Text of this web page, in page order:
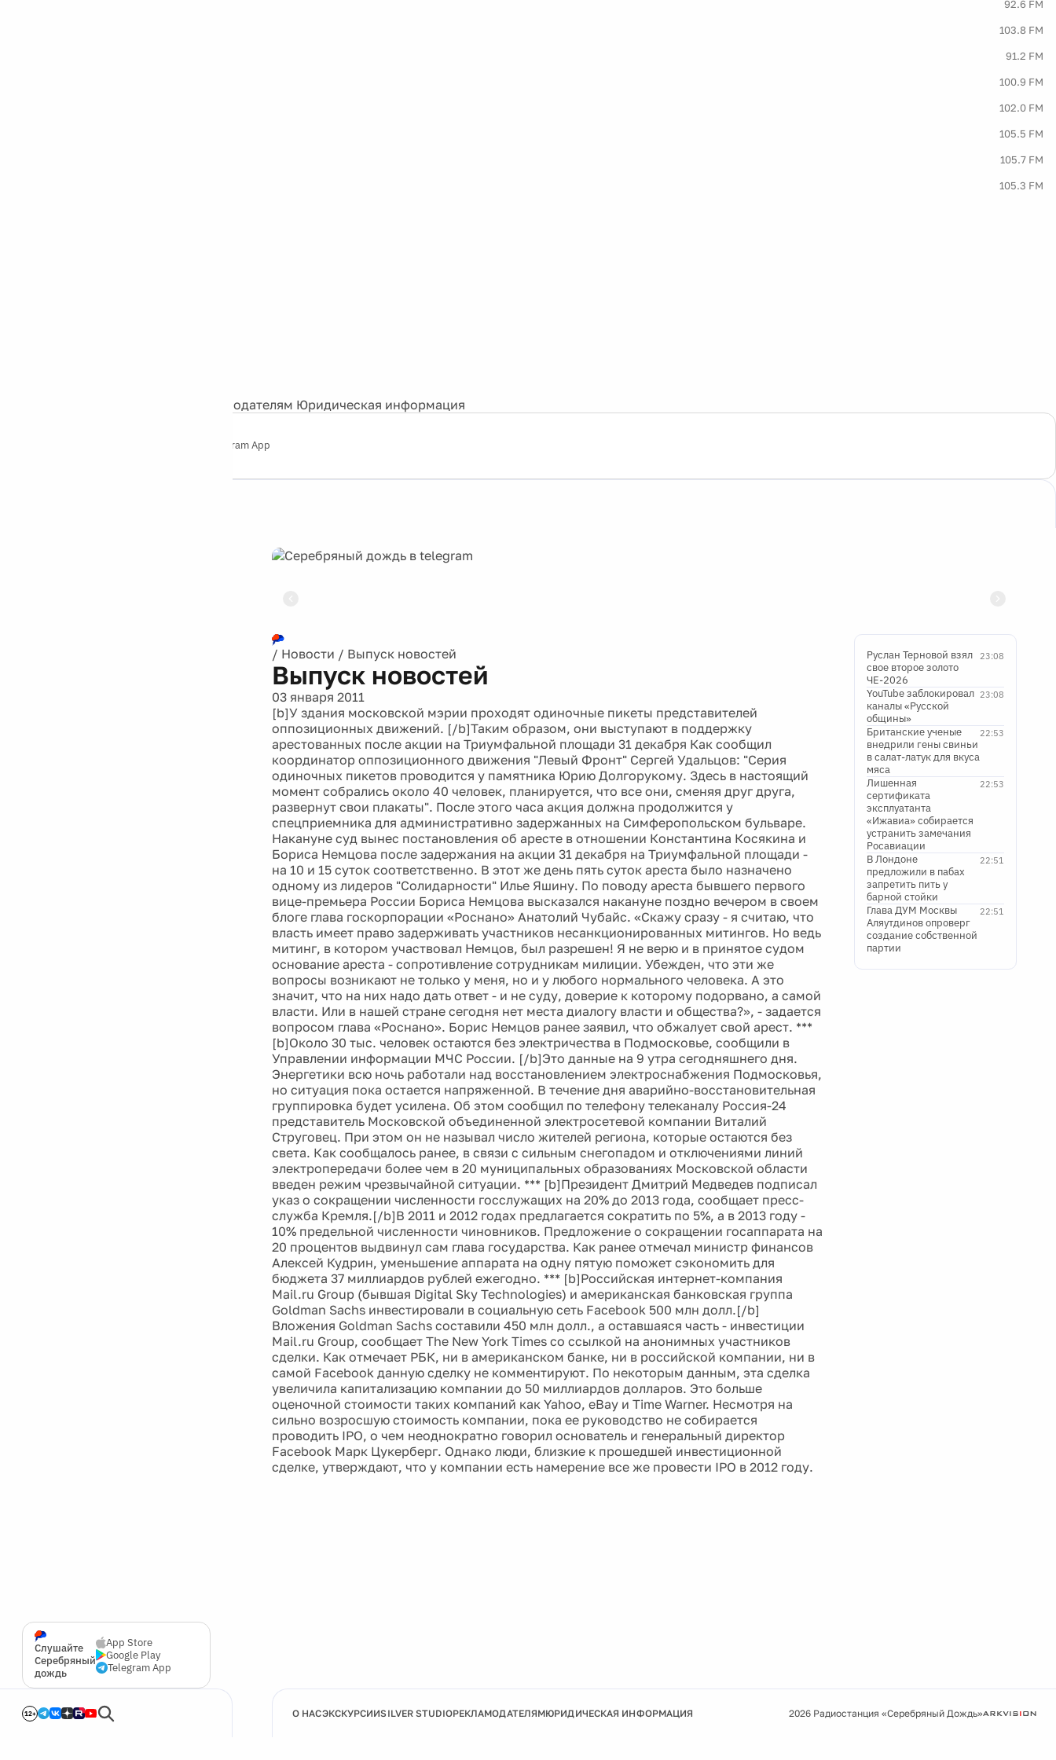
92.6 FM
103.8 FM
91.2 FM
100.9 FM
102.0 FM
105.5 FM
105.7 FM
105.3 FM
Рекламодателям Юридическая информация
Telegram App
Слушайте
Серебряный
дождь
App Store
Google Play
Telegram App
12+
/ Новости / Выпуск новостей
Выпуск новостей
03 января 2011
[b]У здания московской мэрии проходят одиночные пикеты представителей
оппозиционных движений. [/b]Таким образом, они выступают в поддержку
арестованных после акции на Триумфальной площади 31 декабря Как сообщил
координатор оппозиционного движения "Левый Фронт" Сергей Удальцов: "Серия
одиночных пикетов проводится у памятника Юрию Долгорукому. Здесь в настоящий
момент собрались около 40 человек, планируется, что все они, сменяя друг друга,
развернут свои плакаты". После этого часа акция должна продолжится у
спецприемника для административно задержанных на Симферопольском бульваре.
Накануне суд вынес постановления об аресте в отношении Константина Косякина и
Бориса Немцова после задержания на акции 31 декабря на Триумфальной площади -
на 10 и 15 суток соответственно. В этот же день пять суток ареста было назначено
одному из лидеров "Солидарности" Илье Яшину. По поводу ареста бывшего первого
вице-премьера России Бориса Немцова высказался накануне поздно вечером в своем
блоге глава госкорпорации «Роснано» Анатолий Чубайс. «Скажу сразу - я считаю, что
власть имеет право задерживать участников несанкционированных митингов. Но ведь
митинг, в котором участвовал Немцов, был разрешен! Я не верю и в принятое судом
основание ареста - сопротивление сотрудникам милиции. Убежден, что эти же
вопросы возникают не только у меня, но и у любого нормального человека. А это
значит, что на них надо дать ответ - и не суду, доверие к которому подорвано, а самой
власти. Или в нашей стране сегодня нет места диалогу власти и общества?», - задается
вопросом глава «Роснано». Борис Немцов ранее заявил, что обжалует свой арест. ***
[b]Около 30 тыс. человек остаются без электричества в Подмосковье, сообщили в
Управлении информации МЧС России. [/b]Это данные на 9 утра сегодняшнего дня.
Энергетики всю ночь работали над восстановлением электроснабжения Подмосковья,
но ситуация пока остается напряженной. В течение дня аварийно-восстановительная
группировка будет усилена. Об этом сообщил по телефону телеканалу Россия-24
представитель Московской объединенной электросетевой компании Виталий
Струговец. При этом он не называл число жителей региона, которые остаются без
света. Как сообщалось ранее, в связи с сильным снегопадом и отключениями линий
электропередачи более чем в 20 муниципальных образованиях Московской области
введен режим чрезвычайной ситуации. *** [b]Президент Дмитрий Медведев подписал
указ о сокращении численности госслужащих на 20% до 2013 года, сообщает пресс-
служба Кремля.[/b]В 2011 и 2012 годах предлагается сократить по 5%, а в 2013 году -
10% предельной численности чиновников. Предложение о сокращении госаппарата на
20 процентов выдвинул сам глава государства. Как ранее отмечал министр финансов
Алексей Кудрин, уменьшение аппарата на одну пятую поможет сэкономить для
бюджета 37 миллиардов рублей ежегодно. *** [b]Российская интернет-компания
Mail.ru Group (бывшая Digital Sky Technologies) и американская банковская группа
Goldman Sachs инвестировали в социальную сеть Facebook 500 млн долл.[/b]
Вложения Goldman Sachs составили 450 млн долл., а оставшаяся часть - инвестиции
Mail.ru Group, сообщает The New York Times со ссылкой на анонимных участников
сделки. Как отмечает РБК, ни в американском банке, ни в российской компании, ни в
самой Facebook данную сделку не комментируют. По некоторым данным, эта сделка
увеличила капитализацию компании до 50 миллиардов долларов. Это больше
оценочной стоимости таких компаний как Yahoo, eBay и Time Warner. Несмотря на
сильно возросшую стоимость компании, пока ее руководство не собирается
проводить IPO, о чем неоднократно говорил основатель и генеральный директор
Facebook Марк Цукерберг. Однако люди, близкие к прошедшей инвестиционной
сделке, утверждают, что у компании есть намерение все же провести IPO в 2012 году.
23:08
Руслан Терновой взял
свое второе золото
ЧЕ-2026
23:08
YouTube заблокировал
каналы «Русской
общины»
22:53
Британские ученые
внедрили гены свиньи
в салат-латук для вкуса
мяса
22:53
Лишенная
сертификата
эксплуатанта
«Ижавиа» собирается
устранить замечания
Росавиации
22:51
В Лондоне
предложили в пабах
запретить пить у
барной стойки
22:51
Глава ДУМ Москвы
Аляутдинов опроверг
создание собственной
партии
О НАСЭКСКУРСИИSILVER STUDIOРЕКЛАМОДАТЕЛЯМЮРИДИЧЕСКАЯ ИНФОРМАЦИЯ 2026 Радиостанция «Серебряный Дождь»